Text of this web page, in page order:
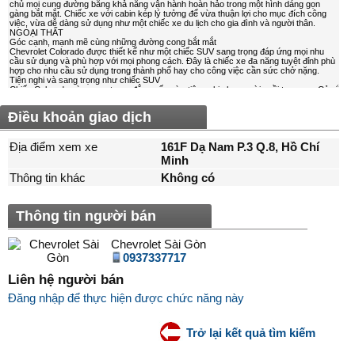
Điều khoản giao dịch
Địa điểm xem xe
161F Dạ Nam P.3 Q.8, Hồ Chí
Minh
Thông tin khác
Không có
Thông tin người bán
Chevrolet Sài Gòn
0937337717
Liên hệ người bán
Đăng nhập để thực hiện được chức năng này
Trở lại kết quả tìm kiếm